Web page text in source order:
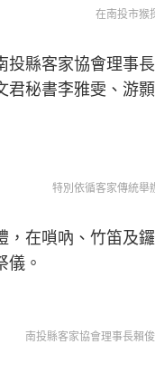
在南投市猴
投縣客家協會理事
君秘書李雅雯、游
特別依循客家傳統舉
，在嗩吶、竹笛及
儀。
南投縣客家協會理事長賴